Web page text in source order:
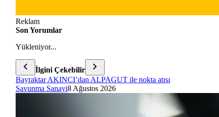
Reklam
Son Yorumlar
Yükleniyor...
İlgini Çekebilir
Bayraktar AKINCI’dan ALPAGUT ile nokta atışı
Savunma Sanayi8 Ağustos 2026